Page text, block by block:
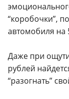
“коробочки”,
автомобиля на
Даже при
рублей
“разогнать”